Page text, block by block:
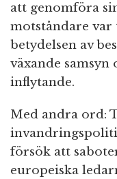
att genomföra
motståndare var
betydelsen av
växande
inflytande.
Med andra ord:
försök att
europeiska